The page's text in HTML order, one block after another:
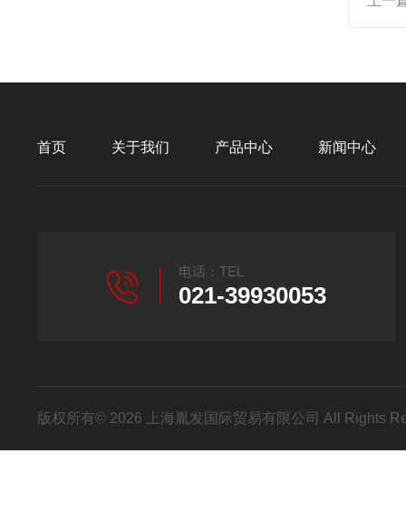
首页 关于我们 产品中心 新闻中心
电话：TEL
021-39930053
版权所有© 2026 上海胤发国际贸易有限公司 All Rights